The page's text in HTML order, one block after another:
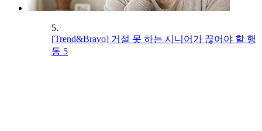
5.
[Trend&Bravo] 거절 못 하는 시니어가 끊어야 할 행
동 5